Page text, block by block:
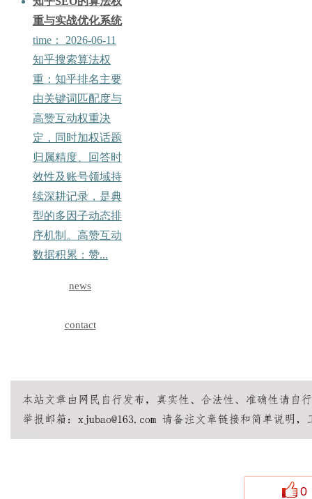
重与实战优化系统
time：
2026-06-11
知乎搜索算法权
重：知乎排名主要
由关键词匹配度与
高赞互动权重决
定，同时加权话题
归属精度、回答时
效性及账号领域持
续深耕记录，是典
型的多因子动态排
序机制。高赞互动
数据积累：赞...
news
contact
0